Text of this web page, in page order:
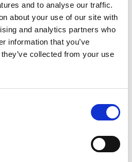
and to analyse our traffic.
about your use of our site with
and analytics partners who
information that you’ve
collected from your use
2,9-3,2